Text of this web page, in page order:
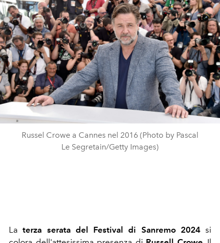
Russel Crowe a Cannes nel 2016 (Photo by Pascal
Le Segretain/Getty Images)
Laterza serata del Festival di Sanremo 2024si